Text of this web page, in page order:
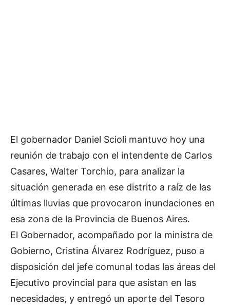
El gobernador Daniel Scioli mantuvo hoy una
reunión de trabajo con el intendente de Carlos
Casares, Walter Torchio, para analizar la
situación generada en ese distrito a raíz de las
últimas lluvias que provocaron inundaciones en
esa zona de la Provincia de Buenos Aires.
El Gobernador, acompañado por la ministra de
Gobierno, Cristina Álvarez Rodríguez, puso a
disposición del jefe comunal todas las áreas del
Ejecutivo provincial para que asistan en las
necesidades, y entregó un aporte del Tesoro